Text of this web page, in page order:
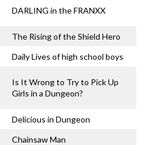
DARLING in the FRANXX
The Rising of the Shield Hero
Daily Lives of high school boys
Is It Wrong to Try to Pick Up
Girls in a Dungeon?
Delicious in Dungeon
Chainsaw Man